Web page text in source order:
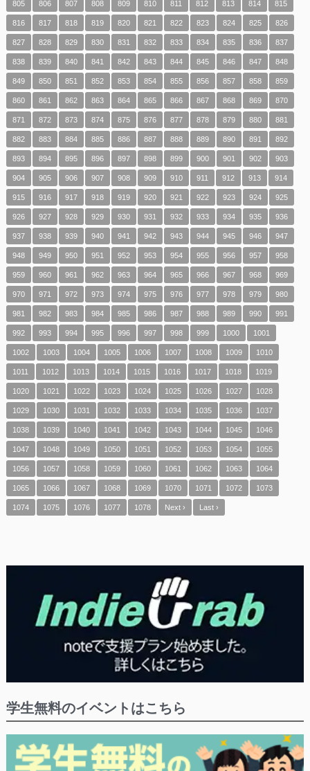
805 806 807 808 809 810 811 812 813 814 815
816 817 818 819 820 821 822 823 824 825 826
827 828 829 830 831 832 833 834 835 836 837
838 839 840 841 842 843 844 845 846 847 848
849 850 851 852 853 854 855 856 857 858 859
860 861 862 863 864 865 866 867 868 869 870
871 872 873 874 875 876 877 878 879 880 881
882 883 884 885 886 887 888 889 890 891 892
893 894 895 896 897 898 899 900 901 902 903
904 905 906 907 908 909 910 911 912 913 914
915 916 917 918 919 920 921 922 923 924 925
926 927 928 929 930 931 932 933 934 935 936
937 938 939 940 941 942 943 944 945 946 947
948 949 950 951 952 953 954 955 956 957 958
959 960 961 962 963 964 965 966 967 968 969
970 971 972 973 974 975 976 977 978 979 980
981 982 983 984 985 986 987 988 989 990 991
992 993 994 995 996 997 998 999 1000 1001
1002 1003 1004 1005 1006 1007 1008 1009 1010
1011 1012 1013 1014 1015 1016 1017 1018 1019
1020 1021 1022 1023 1024 1025 1026 1027 1028
1029 1030 1031 1032 1033 1034 1035 1036 1037
1038 1039 1040 1041 1042 1043 1044 1045 1046
1047 1048 1049 1050 1051 1052 1053 1054 1055
1056 1057 1058 1059 1060 1061 1062 1063 1064
1065 1066 1067 1068 1069 1070 1071 1072 1073
1074 1075 1076 1077 1078 Next › Last ›
学生無料のイベントはこちら